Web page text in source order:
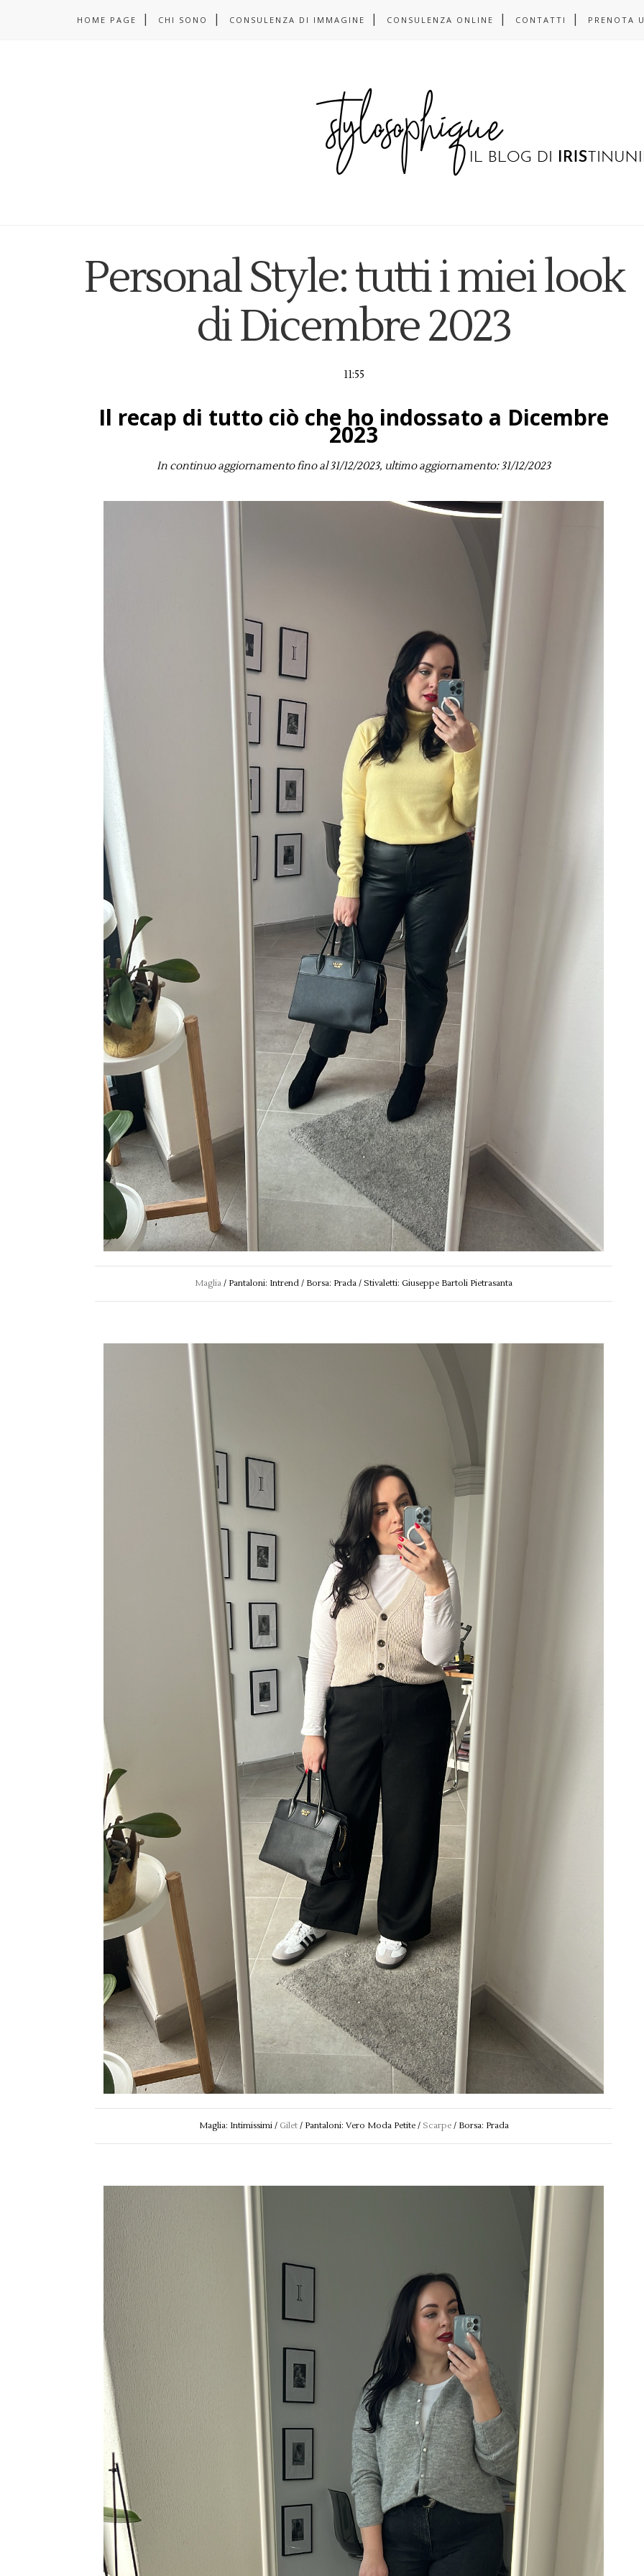
HOME PAGE CHI SONO CONSULENZA DI IMMAGINE CONSULENZA ONLINE CONTATTI PRENOTA
Personal Style: tutti i miei look
di Dicembre 2023
11:55
Il recap di tutto ciò che ho indossato a Dicembre
2023
In continuo aggiornamento fino al 31/12/2023, ultimo aggiornamento: 31/12/2023
Maglia / Pantaloni: Intrend / Borsa: Prada / Stivaletti: Giuseppe Bartoli Pietrasanta
Maglia: Intimissimi / Gilet/ Pantaloni: Vero Moda Petite / Scarpe/ Borsa: Prada